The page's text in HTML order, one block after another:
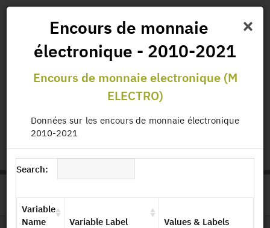
Governance and Missions
status.io EN | FR
×
Encours de monnaie
électronique - 2010-2021
Encours de monnaie electronique (M
ELECTRO)
Données sur les encours de monnaie électronique
2010-2021
Search:
Variable
Name
Variable Label Values & Labels